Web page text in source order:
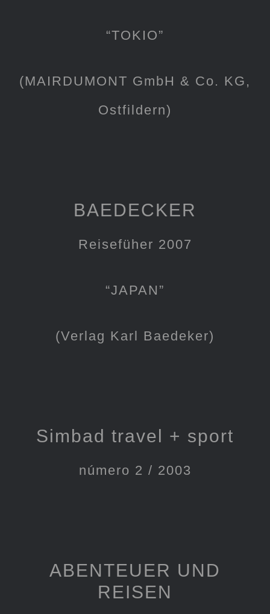
“TOKIO”
(MAIRDUMONT GmbH & Co. KG,
Ostfildern)
BAEDECKER
Reisefüher 2007
“JAPAN”
(Verlag Karl Baedeker)
Simbad travel + sport
número 2 / 2003
ABENTEUER UND
REISEN